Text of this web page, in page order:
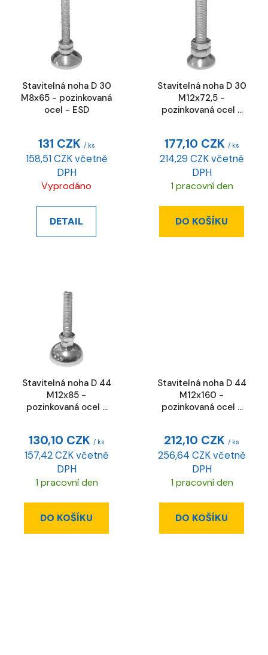
Stavitelná noha D 30
M8x65 - pozinkovaná
ocel - ESD
131 CZK / ks
158,51 CZK včetně
DPH
Vyprodáno
DETAIL
Stavitelná noha D 30
M12x72,5 -
pozinkovaná ocel -
177,10 CZK / ks
214,29 CZK včetně
DPH
1 pracovní den
DO KOŠÍKU
Stavitelná noha D 44
M12x85 -
pozinkovaná ocel -
130,10 CZK / ks
157,42 CZK včetně
DPH
1 pracovní den
DO KOŠÍKU
Stavitelná noha D 44
M12x160 -
pozinkovaná ocel -
212,10 CZK / ks
256,64 CZK včetně
DPH
1 pracovní den
DO KOŠÍKU